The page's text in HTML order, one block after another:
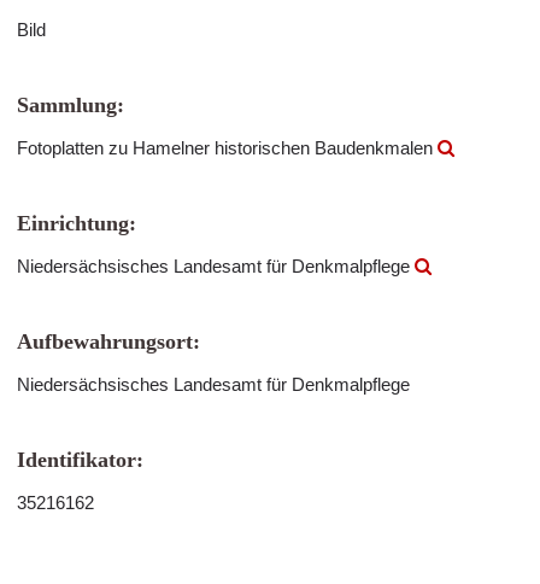
Bild
Sammlung:
Fotoplatten zu Hamelner historischen Baudenkmalen
Einrichtung:
Niedersächsisches Landesamt für Denkmalpflege
Aufbewahrungsort:
Niedersächsisches Landesamt für Denkmalpflege
Identifikator:
35216162